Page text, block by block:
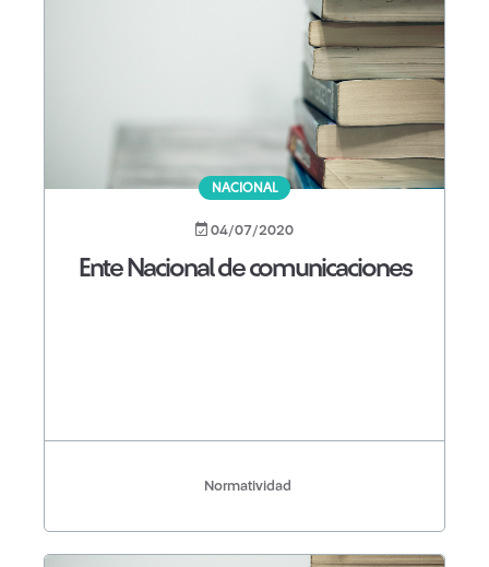
NACIONAL
04/07/2020
Ente Nacional de comunicaciones
Normatividad